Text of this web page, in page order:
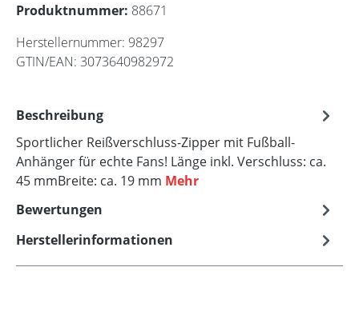
Produktnummer: 88671
Herstellernummer: 98297
GTIN/EAN: 3073640982972
Beschreibung
Sportlicher Reißverschluss-Zipper mit Fußball-
Anhänger für echte Fans! Länge inkl. Verschluss: ca.
45 mmBreite: ca. 19 mm Mehr
Bewertungen
Herstellerinformationen